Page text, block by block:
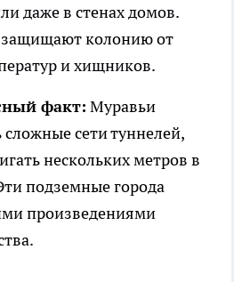
даже в стенах домов.
защищают колонию от
и хищников.
факт: Муравьи
сложные сети туннелей,
нескольких метров в
подземные города
произведениями